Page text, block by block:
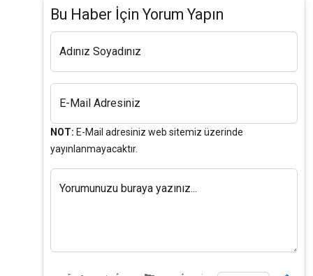
Bu Haber İçin Yorum Yapın
Adınız Soyadınız
E-Mail Adresiniz
NOT: E-Mail adresiniz web sitemiz üzerinde
yayınlanmayacaktır.
Yorumunuzu buraya yazınız...